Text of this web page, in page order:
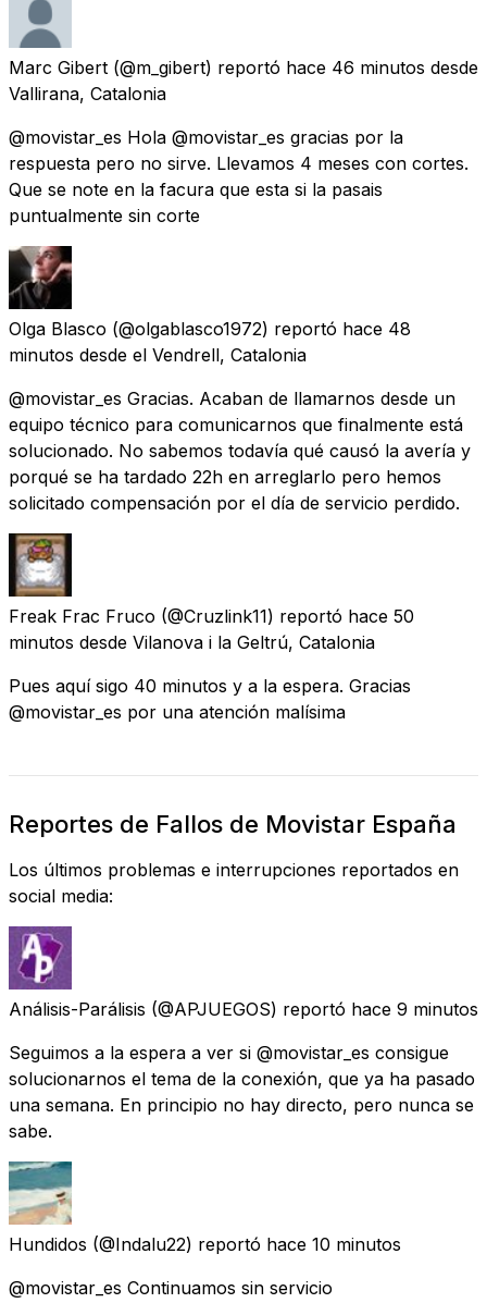
Marc Gibert (@m_gibert) reportó hace 46 minutos desde
Vallirana, Catalonia
@movistar_es Hola @movistar_es gracias por la
respuesta pero no sirve. Llevamos 4 meses con cortes.
Que se note en la facura que esta si la pasais
puntualmente sin corte
Olga Blasco (@olgablasco1972) reportó hace 48
minutos desde el Vendrell, Catalonia
@movistar_es Gracias. Acaban de llamarnos desde un
equipo técnico para comunicarnos que finalmente está
solucionado. No sabemos todavía qué causó la avería y
porqué se ha tardado 22h en arreglarlo pero hemos
solicitado compensación por el día de servicio perdido.
Freak Frac Fruco (@Cruzlink11) reportó hace 50
minutos desde Vilanova i la Geltrú, Catalonia
Pues aquí sigo 40 minutos y a la espera. Gracias
@movistar_es por una atención malísima
Reportes de Fallos de Movistar España
Los últimos problemas e interrupciones reportados en
social media:
Análisis-Parálisis (@APJUEGOS) reportó hace 9 minutos
Seguimos a la espera a ver si @movistar_es consigue
solucionarnos el tema de la conexión, que ya ha pasado
una semana. En principio no hay directo, pero nunca se
sabe.
Hundidos (@Indalu22) reportó hace 10 minutos
@movistar_es Continuamos sin servicio